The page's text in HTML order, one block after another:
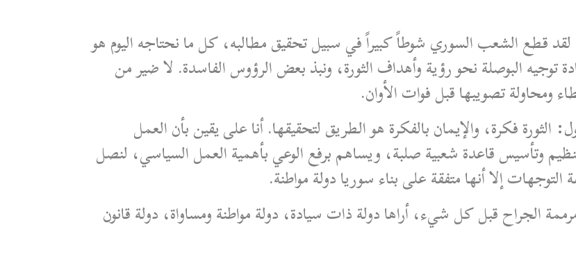
لقد قطع الشعب السوري شوطاً كبيراً في سبيل تحقيق مطالبه، كل ما نحتاجه اليوم هو
توجيه البوصلة نحو رؤية وأهداف الثورة، ونبذ بعض الرؤوس الفاسدة. لا ضير من
ومحاولة تصويبها قبل فوات الأوان.
فكرة، والإيمان بالفكرة هو الطريق لتحقيقها. أنا على يقين بأن العمل
وتأسيس قاعدة شعبية صلبة، ويساهم برفع الوعي بأهمية العمل السياسي، لنصل
إلا أنها متفقة على بناء سوريا دولة مواطنة.
الجراح قبل كل شيء، أراها دولة ذات سيادة، دولة مواطنة ومساواة، دولة قانون